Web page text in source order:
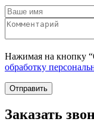
Нажимая на кнопку
обработку
Отправить
Заказать